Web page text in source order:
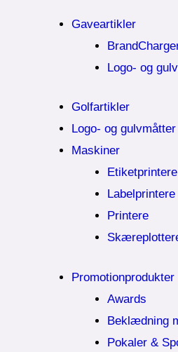
Gaveartikler
Logo- og
Golfartikler
Logo- og gulvmåtter
Maskiner
Etiketprintere
Labelprintere
Printere
Promotionprodukter
Awards
Beklædning
Pokaler &